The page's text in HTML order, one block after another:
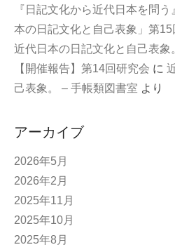
『日記文化から近代日本を問
本の日記文化と自己表象」第
近代日本の日記文化と自己表象
【開催報告】第14回研究会 に
己表象。 – 手帳類図書室 より
アーカイブ
2026年5月
2026年2月
2025年11月
2025年10月
2025年8月